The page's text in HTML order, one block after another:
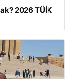
2026 TÜİK